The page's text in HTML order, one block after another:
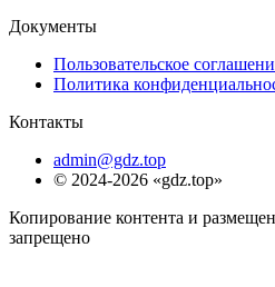
Документы
Пользовательское
Политика
Контакты
admin@gdz.top
© 2024-2026 «gdz.top»
Копирование контента и
запрещено